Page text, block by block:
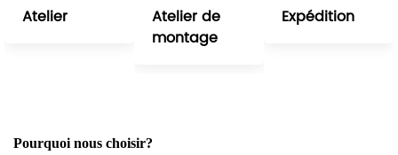
Atelier
Atelier de
montage
Expédition
Pourquoi nous choisir?